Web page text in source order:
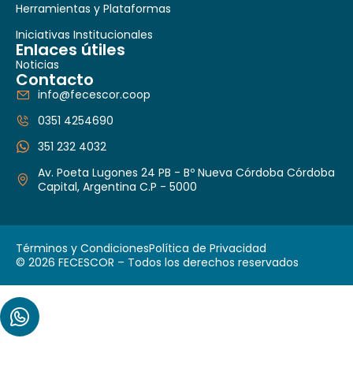
Herramientas y Plataformas
Iniciativas Institucionales
Enlaces útiles
Noticias
Contacto
info@fecescor.coop
0351 4254690
351 232 4032
Av. Poeta Lugones 24 PB - Bº Nueva Córdoba Córdoba
Capital, Argentina C.P - 5000
© 2026 FECESCOR – Todos los derechos reservados
Términos y CondicionesPolítica de Privacidad